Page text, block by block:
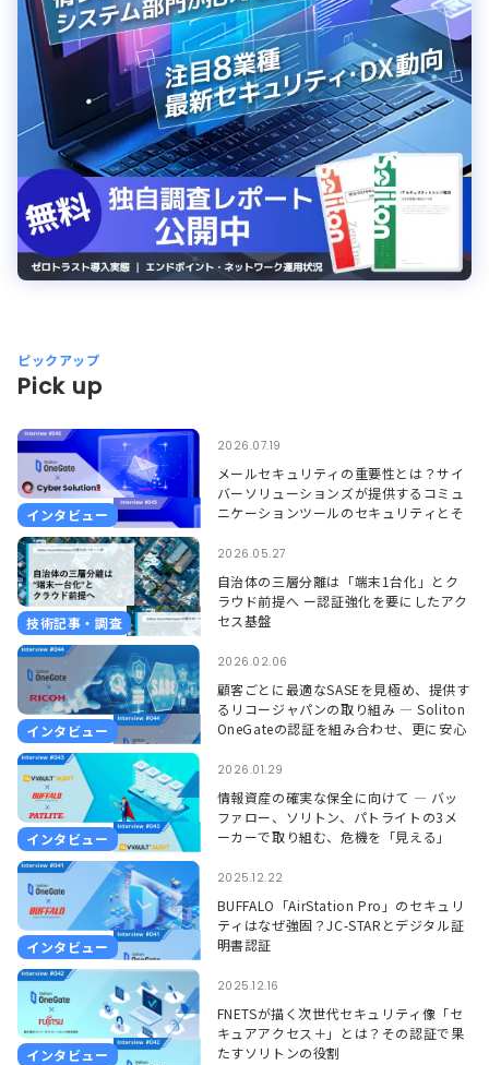
ピックアップ
Pick up
インタビュー
2026.07.19
メールセキュリティの重要性とは？サイ
バーソリューションズが提供するコミュ
ニケーションツールのセキュリティとそ
技術記事・調査
2026.05.27
自治体の三層分離は「端末1台化」とク
ラウド前提へ ー認証強化を要にしたアク
セス基盤
インタビュー
2026.02.06
顧客ごとに最適なSASEを見極め、提供す
るリコージャパンの取り組み ― Soliton
OneGateの認証を組み合わせ、更に安心
インタビュー
2026.01.29
情報資産の確実な保全に向けて ― バッ
ファロー、ソリトン、パトライトの3メ
ーカーで取り組む、危機を「見える」
―
インタビュー
2025.12.22
BUFFALO「AirStation Pro」のセキュリ
ティはなぜ強固？JC-STARとデジタル証
明書認証
インタビュー
2025.12.16
FNETSが描く次世代セキュリティ像「セ
キュアアクセス＋」とは？その認証で果
たすソリトンの役割